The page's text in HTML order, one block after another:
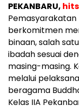
PEKANBARU, hits
Pemasyarakatan
berkomitmen
binaan, salah
ibadah sesuai
masing-masing.
melalui
beragama
Kelas IIA